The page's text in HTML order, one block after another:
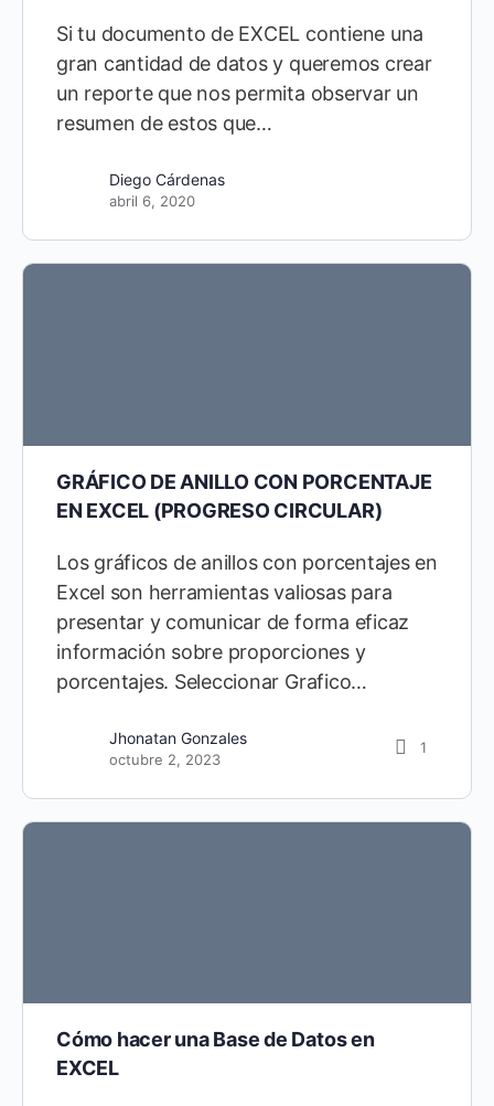
Si tu documento de EXCEL contiene una
gran cantidad de datos y queremos crear
un reporte que nos permita observar un
resumen de estos que…
Diego Cárdenas
abril 6, 2020
GRÁFICO DE ANILLO CON PORCENTAJE
EN EXCEL (PROGRESO CIRCULAR)
Los gráficos de anillos con porcentajes en
Excel son herramientas valiosas para
presentar y comunicar de forma eficaz
información sobre proporciones y
porcentajes. Seleccionar Grafico…
Jhonatan Gonzales
octubre 2, 2023
1
Cómo hacer una Base de Datos en
EXCEL